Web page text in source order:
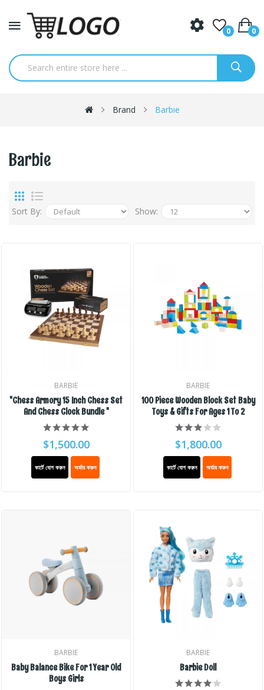
0 0
Brand Barbie
Barbie
Sort By: Show:
BARBIE
"Chess Armory 15 Inch Chess Set
And Chess Clock Bundle "
$1,500.00
কার্টে যোগ করুন অর্ডার করুন
BARBIE
100 Piece Wooden Block Set Baby
Toys & Gifts For Ages 1 To 2
$1,800.00
কার্টে যোগ করুন অর্ডার করুন
BARBIE
Baby Balance Bike For 1 Year Old
Boys Girls
BARBIE
Barbie Doll